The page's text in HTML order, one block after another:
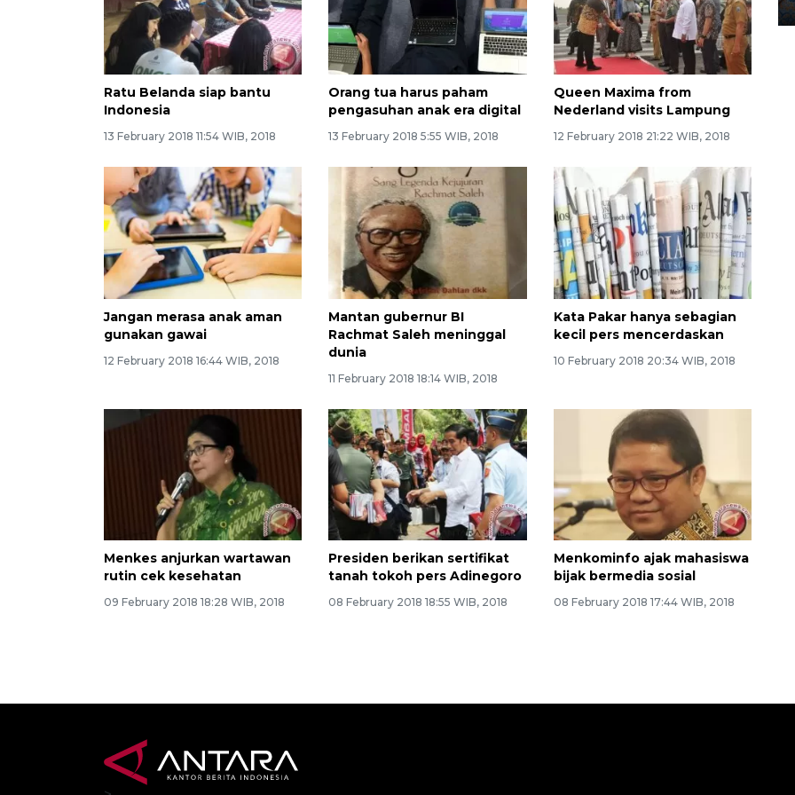
Ratu Belanda siap bantu
Indonesia
13 February 2018 11:54 WIB, 2018
Orang tua harus paham
pengasuhan anak era digital
13 February 2018 5:55 WIB, 2018
Queen Maxima from
Nederland visits Lampung
12 February 2018 21:22 WIB, 2018
Jangan merasa anak aman
gunakan gawai
12 February 2018 16:44 WIB, 2018
Mantan gubernur BI
Rachmat Saleh meninggal
dunia
11 February 2018 18:14 WIB, 2018
Kata Pakar hanya sebagian
kecil pers mencerdaskan
10 February 2018 20:34 WIB, 2018
Menkes anjurkan wartawan
rutin cek kesehatan
09 February 2018 18:28 WIB, 2018
Presiden berikan sertifikat
tanah tokoh pers Adinegoro
08 February 2018 18:55 WIB, 2018
Menkominfo ajak mahasiswa
bijak bermedia sosial
08 February 2018 17:44 WIB, 2018